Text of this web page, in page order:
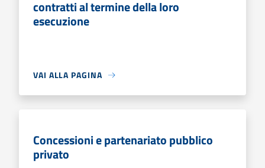
contratti al termine della loro
esecuzione
VAI ALLA PAGINA
Concessioni e partenariato pubblico
privato